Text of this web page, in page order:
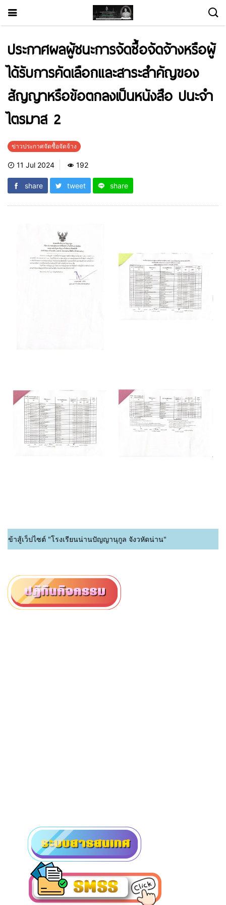
ประกาศผลผู้ชนะการจัดซื้อจัดจ้างหรือผู้
ได้รับการคัดเลือกและสาระสำคัญของ
สัญญาหรือข้อตกลงเป็นหนังสือ ปนะจำ
ไตรมาส 2
ข่าวประกาศจัดซื้อจัดจ้าง
11 Jul 2024 192
share tweet share
สู้เว็ปไซต์ "โรงเรียนน่านปัญญานุกูล จังวหัดน่าน"